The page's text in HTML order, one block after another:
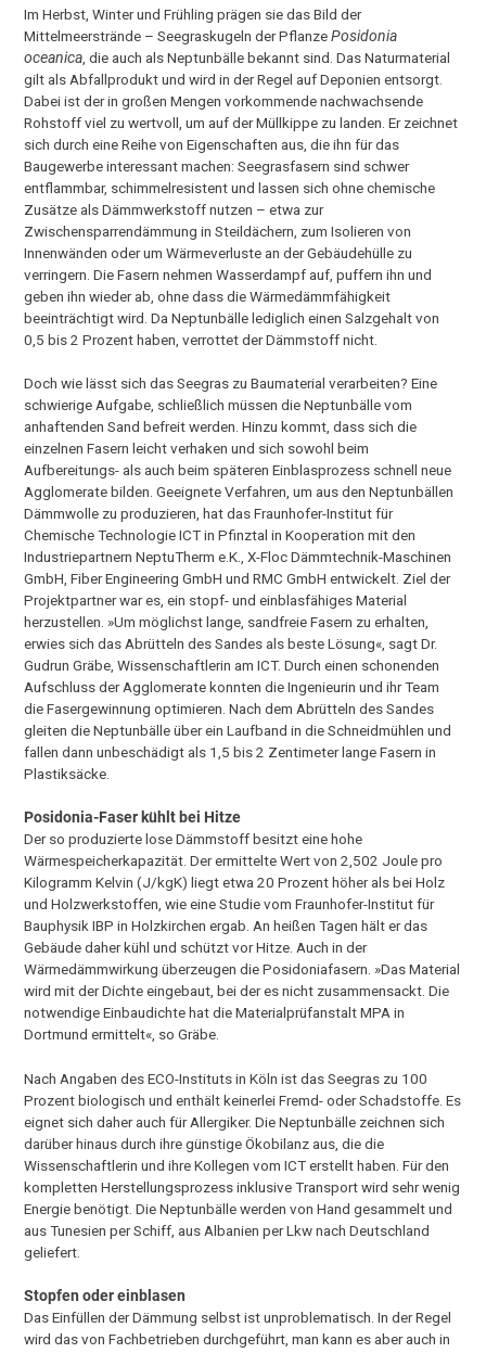
Im Herbst, Winter und Frühling prägen sie das Bild der
Mittelmeerstrände – Seegraskugeln der PflanzePosidonia
oceanica , die auch als Neptunbälle bekannt sind. Das Naturmaterial
gilt als Abfallprodukt und wird in der Regel auf Deponien entsorgt.
Dabei ist der in großen Mengen vorkommende nachwachsende
Rohstoff viel zu wertvoll, um auf der Müllkippe zu landen. Er zeichnet
sich durch eine Reihe von Eigenschaften aus, die ihn für das
Baugewerbe interessant machen: Seegrasfasern sind schwer
entflammbar, schimmelresistent und lassen sich ohne chemische
Zusätze als Dämmwerkstoff nutzen – etwa zur
Zwischensparrendämmung in Steildächern, zum Isolieren von
Innenwänden oder um Wärmeverluste an der Gebäudehülle zu
verringern. Die Fasern nehmen Wasserdampf auf, puffern ihn und
geben ihn wieder ab, ohne dass die Wärmedämmfähigkeit
beeinträchtigt wird. Da Neptunbälle lediglich einen Salzgehalt von
0,5 bis 2 Prozent haben, verrottet der Dämmstoff nicht.
Doch wie lässt sich das Seegras zu Baumaterial verarbeiten? Eine
schwierige Aufgabe, schließlich müssen die Neptunbälle vom
anhaftenden Sand befreit werden. Hinzu kommt, dass sich die
einzelnen Fasern leicht verhaken und sich sowohl beim
Aufbereitungs- als auch beim späteren Einblasprozess schnell neue
Agglomerate bilden. Geeignete Verfahren, um aus den Neptunbällen
Dämmwolle zu produzieren, hat das Fraunhofer-Institut für
Chemische Technologie ICT in Pfinztal in Kooperation mit den
Industriepartnern NeptuTherm e.K., X-Floc Dämmtechnik-Maschinen
GmbH, Fiber Engineering GmbH und RMC GmbH entwickelt. Ziel der
Projektpartner war es, ein stopf- und einblasfähiges Material
herzustellen. »Um möglichst lange, sandfreie Fasern zu erhalten,
erwies sich das Abrütteln des Sandes als beste Lösung«, sagt Dr.
Gudrun Gräbe, Wissenschaftlerin am ICT. Durch einen schonenden
Aufschluss der Agglomerate konnten die Ingenieurin und ihr Team
die Fasergewinnung optimieren. Nach dem Abrütteln des Sandes
gleiten die Neptunbälle über ein Laufband in die Schneidmühlen und
fallen dann unbeschädigt als 1,5 bis 2 Zentimeter lange Fasern in
Plastiksäcke.
Posidonia-Faser kühlt bei Hitze
Der so produzierte lose Dämmstoff besitzt eine hohe
Wärmespeicherkapazität. Der ermittelte Wert von 2,502 Joule pro
Kilogramm Kelvin (J/kgK) liegt etwa 20 Prozent höher als bei Holz
und Holzwerkstoffen, wie eine Studie vom Fraunhofer-Institut für
Bauphysik IBP in Holzkirchen ergab. An heißen Tagen hält er das
Gebäude daher kühl und schützt vor Hitze. Auch in der
Wärmedämmwirkung überzeugen die Posidoniafasern. »Das Material
wird mit der Dichte eingebaut, bei der es nicht zusammensackt. Die
notwendige Einbaudichte hat die Materialprüfanstalt MPA in
Dortmund ermittelt«, so Gräbe.
Nach Angaben des ECO-Instituts in Köln ist das Seegras zu 100
Prozent biologisch und enthält keinerlei Fremd- oder Schadstoffe. Es
eignet sich daher auch für Allergiker. Die Neptunbälle zeichnen sich
darüber hinaus durch ihre günstige Ökobilanz aus, die die
Wissenschaftlerin und ihre Kollegen vom ICT erstellt haben. Für den
kompletten Herstellungsprozess inklusive Transport wird sehr wenig
Energie benötigt. Die Neptunbälle werden von Hand gesammelt und
aus Tunesien per Schiff, aus Albanien per Lkw nach Deutschland
geliefert.
Stopfen oder einblasen
Das Einfüllen der Dämmung selbst ist unproblematisch. In der Regel
wird das von Fachbetrieben durchgeführt, man kann es aber auch in